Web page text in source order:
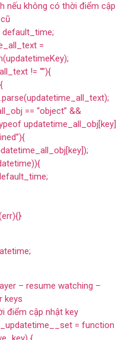
nếu không có thời điểm cập
=
!= “”){
== “object” &&
updatetime_all_obj[key]
– resume watching –
keys
điểm cập nhật key
= function